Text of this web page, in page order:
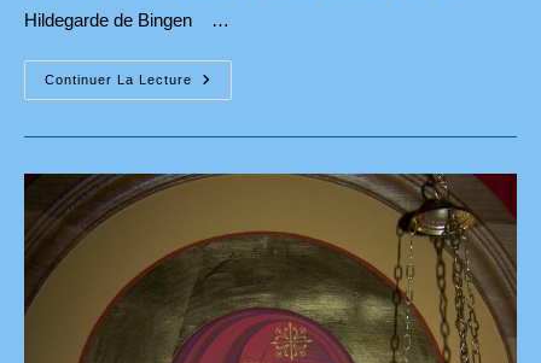
Hildegarde de Bingen …
Continuer La Lecture
Méditation
Évangélique
Pour
Dimanche
Ordinaire
:
La
Confiance
Nous
Conduit
À
L’amour…